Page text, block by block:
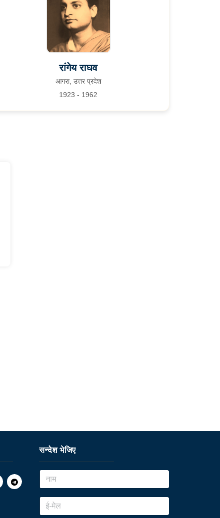
रांगेय राघव
आगरा, उत्तर प्रदेश
1923 - 1962
सन्देश भेजिए